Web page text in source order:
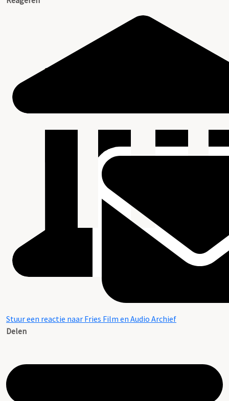
Stuur een reactie naar Fries Film en Audio Archief
Delen